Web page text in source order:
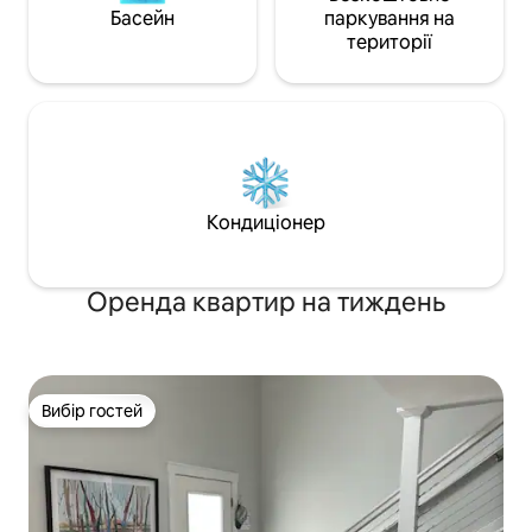
Басейн
паркування на
території
Кондиціонер
Оренда квартир на тиждень
Вибір гостей
Вибір гостей